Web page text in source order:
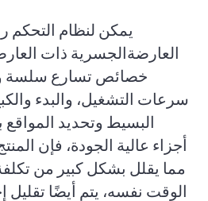
يمكن لنظام التحكم
العارضةالجسرية ذات
خصائص تسارع سلسة
سرعات التشغيل، والبدء
البسيط وتحديد
أجزاء عالية الجودة، فإن
مما يقلل بشكل كبير من
الوقت نفسه، يتم أيضًا تقليل